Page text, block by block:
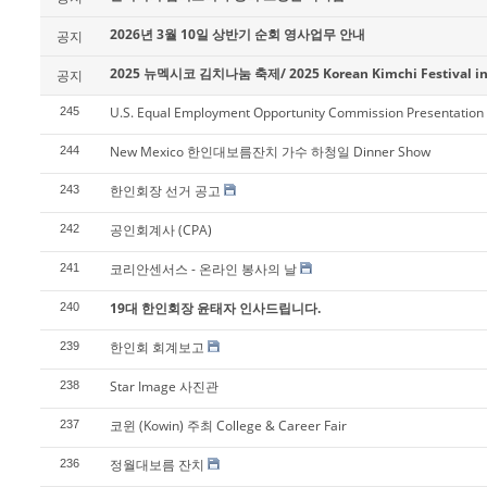
공지 2026년 3월 10일 상반기 순회 영사업무 안내
공지 2025 뉴멕시코 김치나눔 축제/ 2025 Korean Kimchi Festival
245 U.S. Equal Employment Opportunity Commission Presentation
244 New Mexico 한인대보름잔치 가수 하청일 Dinner Show
243 한인회장 선거 공고
242 공인회계사 (CPA)
241 코리안센서스 - 온라인 봉사의 날
240 19대 한인회장 윤태자 인사드립니다.
239 한인회 회계보고
238 Star Image 사진관
237 코윈 (Kowin) 주최 College & Career Fair
236 정월대보름 잔치
- 한인회장선관위원회
- 한인회 정관 위원회
어버이회
한국학교(Language School)
정보/생활/건강
Contacts